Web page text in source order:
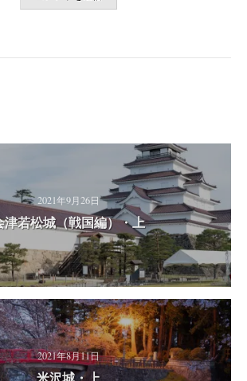
2021年9月26日
津若松城（戦国編）・上
2021年8月11日